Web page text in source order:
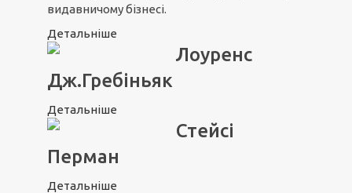
видавничому бізнесі.
Детальніше
Лоуренс
Дж.Гребіньяк
Детальніше
Стейсі
Перман
Детальніше